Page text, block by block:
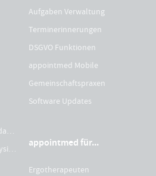
📨 Newsletter: News und Updates
📘 E-Book: Mein Weg zum Physiotherapeuten
Aufgaben Verwaltung
Terminerinnerungen
DSGVO Funktionen
appointmed Mobile
Gemeinschaftspraxen
Software Updates
appointmed für...
Ergotherapeuten